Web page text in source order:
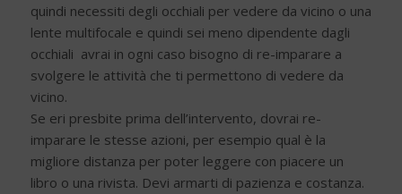
quindi necessiti degli occhiali per vedere da vicino o una
lente multifocale e quindi sei meno dipendente dagli
occhiali avrai in ogni caso bisogno di re-imparare a
svolgere le attività che ti permettono di vedere da
vicino.
Se eri presbite prima dell’intervento, dovrai re-
imparare le stesse azioni, per esempio qual è la
migliore distanza per poter leggere con piacere un
libro o una rivista. Devi armarti di pazienza e costanza.